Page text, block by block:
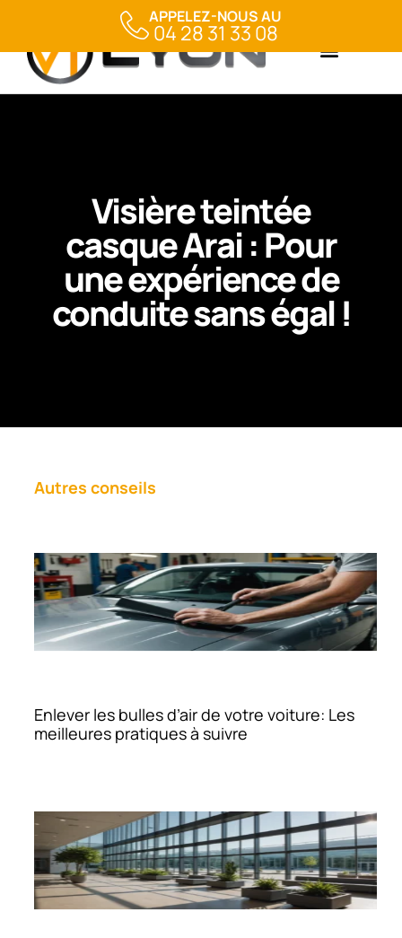
Visière teintée
casque Arai : Pour
une expérience de
conduite sans égal !
Autres conseils
Enlever les bulles d’air de votre voiture: Les
meilleures pratiques à suivre
APPELEZ-NOUS AU
04 28 31 33 08